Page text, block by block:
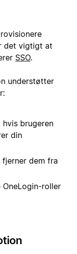
det vigtigt at
SSO.
understøtter
brugeren
din
dem fra
roller